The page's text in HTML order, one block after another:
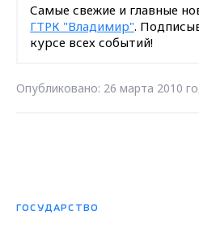
Самые свежие и главные
ГТРК "Владимир".
курсе всех событий!
Опубликовано: 26 марта 2010
ГОСУДАРСТВО